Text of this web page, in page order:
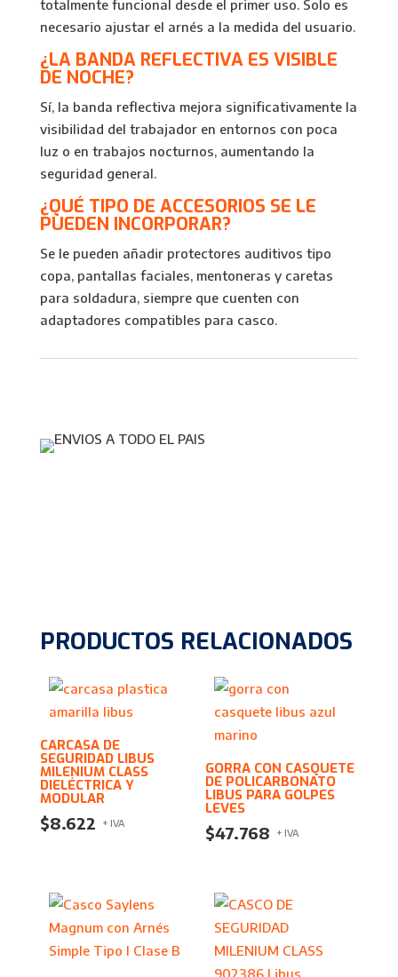
totalmente funcional desde el primer uso. Solo es
necesario ajustar el arnés a la medida del usuario.
¿LA BANDA REFLECTIVA ES VISIBLE
DE NOCHE?
Sí, la banda reflectiva mejora significativamente la
visibilidad del trabajador en entornos con poca
luz o en trabajos nocturnos, aumentando la
seguridad general.
¿QUÉ TIPO DE ACCESORIOS SE LE
PUEDEN INCORPORAR?
Se le pueden añadir protectores auditivos tipo
copa, pantallas faciales, mentoneras y caretas
para soldadura, siempre que cuenten con
adaptadores compatibles para casco.
PRODUCTOS RELACIONADOS
CARCASA DE
SEGURIDAD LIBUS
MILENIUM CLASS
DIELÉCTRICA Y
MODULAR
$8.622 + IVA
GORRA CON CASQUETE
DE POLICARBONATO
LIBUS PARA GOLPES
LEVES
$47.768 + IVA